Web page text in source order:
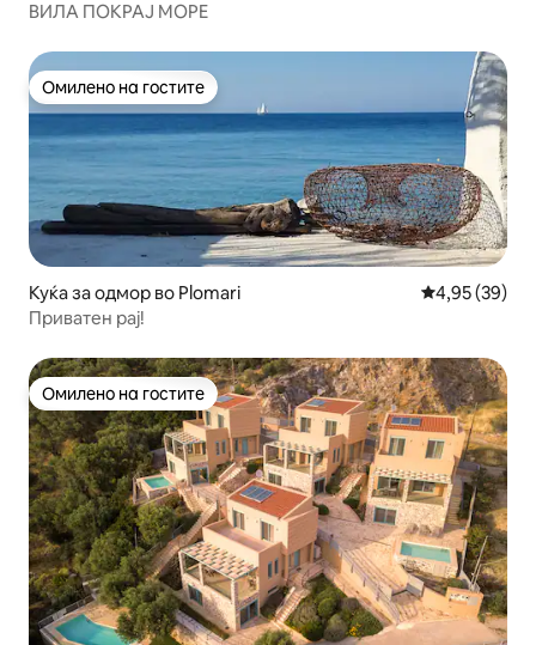
ВИЛА ПОКРАЈ МОРЕ
Омилено на гостите
Омилено на гостите
Куќа за одмор во Plomari Просечна
4,95 (39)
Приватен рај!
Омилено на гостите
Омилено на гостите